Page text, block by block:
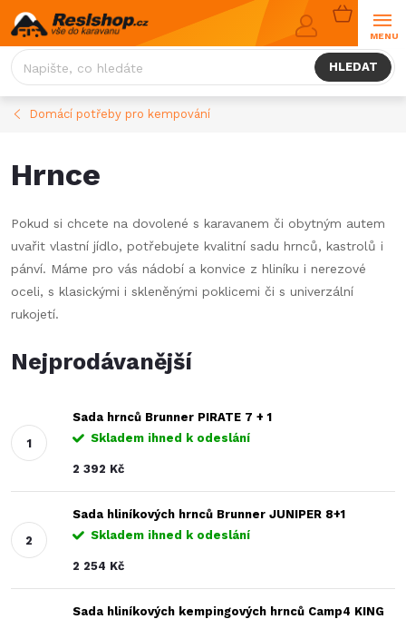
Přejít
na
obsah
HLEDAT
NÁKUPNÍ
KOŠÍK
Domácí potřeby pro kempování
Hrnce
Pokud si chcete na dovolené s karavanem či obytným autem
uvařit vlastní jídlo, potřebujete kvalitní sadu hrnců, kastrolů i
pánví. Máme pro vás nádobí a konvice z hliníku i nerezové
oceli, s klasickými i skleněnými poklicemi či s univerzální
rukojetí.
Nejprodávanější
Sada hrnců Brunner PIRATE 7 + 1
Skladem ihned k odeslání
2 392 Kč
Sada hliníkových hrnců Brunner JUNIPER 8+1
Skladem ihned k odeslání
2 254 Kč
Sada hliníkových kempingových hrnců Camp4 KING